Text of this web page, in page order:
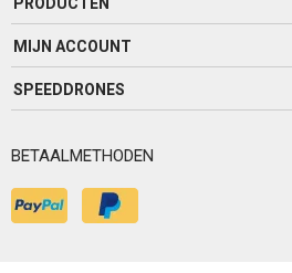
MIJN ACCOUNT
SPEEDDRONES
BETAALMETHODEN